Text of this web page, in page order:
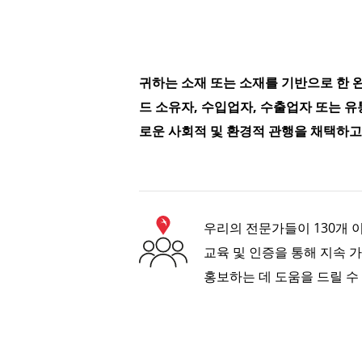
귀하는 소재 또는 소재를 기반으로 한
드 소유자, 수입업자, 수출업자 또는
로운 사회적 및 환경적 관행을 채택하
우리의 전문가들이 130개
교육 및 인증을 통해 지속
홍보하는 데 도움을 드릴